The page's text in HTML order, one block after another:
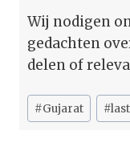
Wij nodigen
gedachten
delen of
Bericht
tags:
#Gujarat #